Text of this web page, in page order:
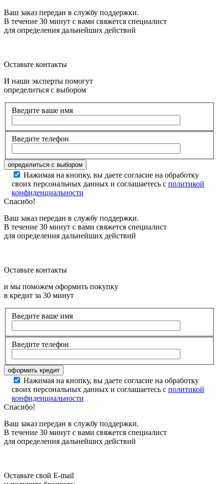
Ваш заказ передан в службу поддержки.
В течение 30 минут с вами свяжется специалист
для определения дальнейших действий
Оставьте контакты
И наши эксперты помогут
определиться с выбором
Введите ваше имя
Введите телефон
Нажимая на кнопку, вы даете согласие на обработку
своих персональных данных и соглашаетесь с политикой
конфиденциальности
Спасибо!
Ваш заказ передан в службу поддержки.
В течение 30 минут с вами свяжется специалист
для определения дальнейших действий
Оставьте контакты
и мы поможем оформить покупку
в кредит за 30 минут
Введите ваше имя
Введите телефон
Нажимая на кнопку, вы даете согласие на обработку
своих персональных данных и соглашаетесь с политикой
конфиденциальности
Спасибо!
Ваш заказ передан в службу поддержки.
В течение 30 минут с вами свяжется специалист
для определения дальнейших действий
Оставьте свой E-mail